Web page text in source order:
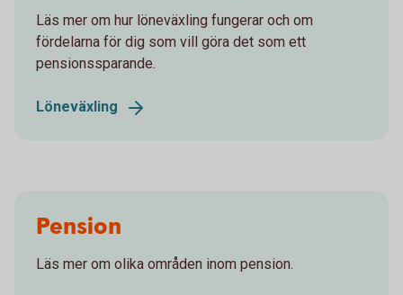
Läs mer om hur löneväxling fungerar och om
fördelarna för dig som vill göra det som ett
pensionssparande.
Löneväxling
Pension
Läs mer om olika områden inom pension.